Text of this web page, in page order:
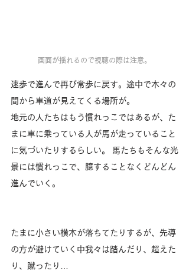
画面が揺れるので視聴の際は注意。
速歩で進んで再び常歩に戻す。途中で木々の
間から車道が見えてくる場所が。
地元の人たちはもう慣れっこではあるが、た
まに車に乗っている人が馬が走っていること
に気づいたりするらしい。 馬たちもそんな光
景には慣れっこで、臆することなくどんどん
進んでいく。
たまに小さい横木が落ちてたりするが、先導
の方が避けていく中我々は踏んだり、超えた
り、蹴ったり…